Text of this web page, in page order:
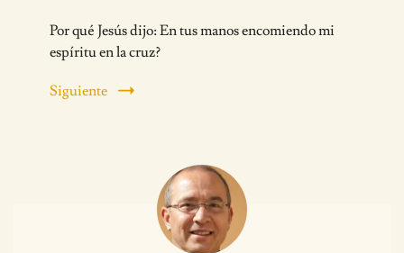
Por qué Jesús dijo: En tus manos encomiendo mi
espíritu en la cruz?
Siguiente